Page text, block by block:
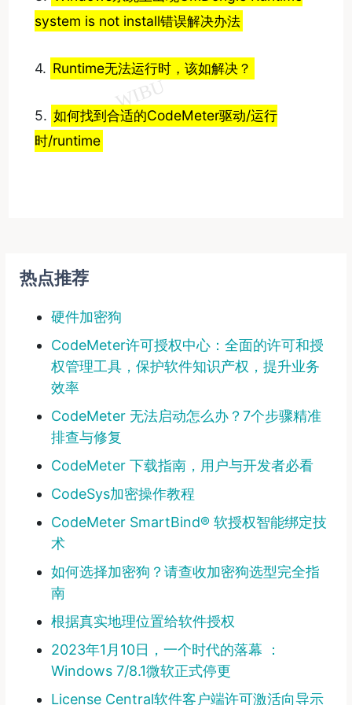
system is not install错误解决办法
4. Runtime无法运行时，该如解决？
5. 如何找到合适的CodeMeter驱动/运行
时/runtime
热点推荐
硬件加密狗
CodeMeter许可授权中心：全面的许可和授
权管理工具，保护软件知识产权，提升业务
效率
CodeMeter 无法启动怎么办？7个步骤精准
排查与修复
CodeMeter 下载指南，用户与开发者必看
CodeSys加密操作教程
CodeMeter SmartBind® 软授权智能绑定技
术
如何选择加密狗？请查收加密狗选型完全指
南
根据真实地理位置给软件授权
2023年1月10日，一个时代的落幕 ：
Windows 7/8.1微软正式停更
License Central软件客户端许可激活向导示